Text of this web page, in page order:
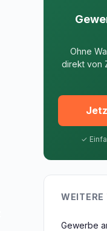
Ohne
direkt von
✓
WEITERE
Gewerbe